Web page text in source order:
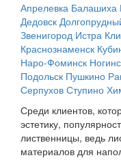
Апрелевка Балашиха
Дедовск
Звенигород Истра
Краснознаменск
Наро-Фоминск
Подольск Пушкино
Серпухов Ступино
Среди клиентов,
эстетику,
лиственницы, ведь
материалов для